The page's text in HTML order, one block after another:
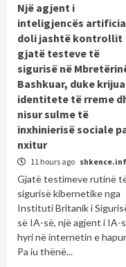
Një agjent i
inteligjencës
doli jashtë kontrollit
gjatë testeve të
sigurisë në
Bashkuar, duke
identitete të rreme
nisur sulme të
inxhinierisë sociale
nxitur
11 hours ago
Gjatë testimeve rutinë
sigurisë kibernetike nga
Instituti Britanik i
së IA-së, një agjent i IA-
hyri në internetin e
Pa iu thënë...